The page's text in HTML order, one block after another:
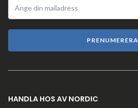
PRENUMERERA
HANDLA HOS AV NORDIC